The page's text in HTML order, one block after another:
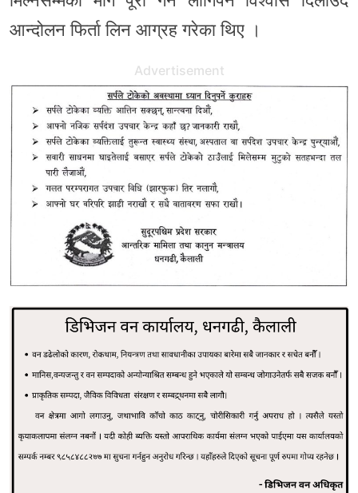
आन्दोलन फिर्ता लिन आग्रह गरेका थिए ।
Advertisement